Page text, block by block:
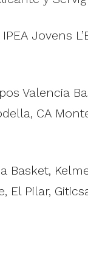
Jovens
Valencia
CA
Pilar,